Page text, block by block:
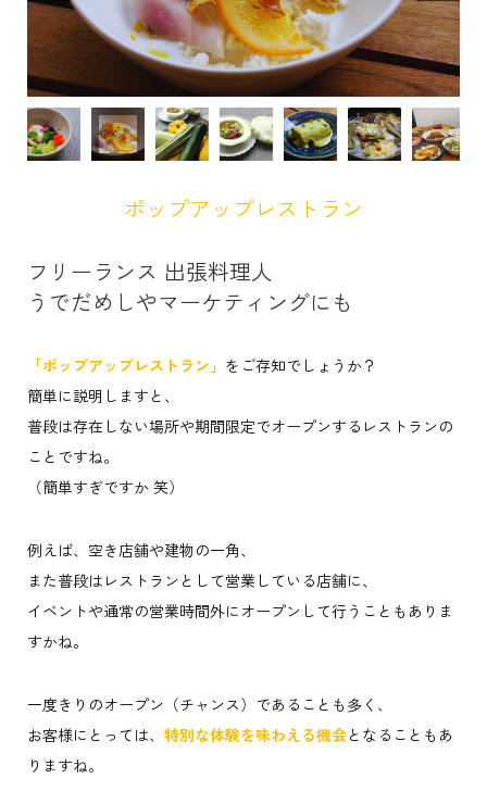
ポップアップレストラン
フリーランス 出張料理人
うでだめしやマーケティングにも
「ポップアップレストラン」 をご存知でしょうか？
簡単に説明しますと、
普段は存在しない場所や期間限定でオープンするレストランの
ことですね。
（簡単すぎですか 笑）
例えば、空き店舗や建物の一角、
また普段はレストランとして営業している店舗に、
イベントや通常の営業時間外にオープンして行うこともありま
すかね。
一度きりのオープン（チャンス）であることも多く、
お客様にとっては、 特別な体験を味わえる機会となることもあ
りますね。